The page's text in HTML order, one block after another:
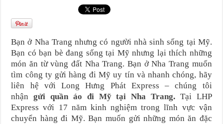
Bạn ở Nha Trang nhưng có người nhà sinh sống tại Mỹ.
Bạn có bạn bè đang sống tại Mỹ nhưng lại thích những
món ăn từ vùng đất Nha Trang. Bạn ở Nha Trang muốn
tìm công ty gửi hàng đi Mỹ uy tín và nhanh chóng, hãy
liên hệ với Long Hưng Phát Express – chúng tôi
nhậngửi quần áo đi Mỹ tại Nha Trang. Tại LHP
Express với 17 năm kinh nghiệm trong lĩnh vực vận
chuyển hàng đi Mỹ. Bạn muốn gửi những món ăn đặc